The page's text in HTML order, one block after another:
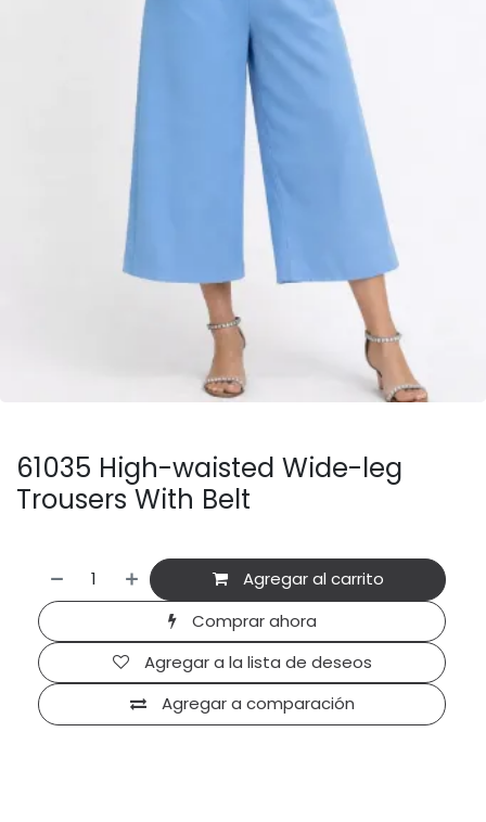
61035 High-waisted Wide-leg
Trousers With Belt
Agregar al carrito
Comprar ahora
Agregar a comparación
Agregar a la lista de deseos